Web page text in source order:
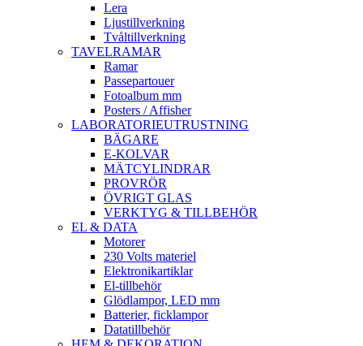
Lera
Ljustillverkning
Tvåltillverkning
TAVELRAMAR
Ramar
Passepartouer
Fotoalbum mm
Posters / Affisher
LABORATORIEUTRUSTNING
BÄGARE
E-KOLVAR
MÄTCYLINDRAR
PROVRÖR
ÖVRIGT GLAS
VERKTYG & TILLBEHÖR
EL & DATA
Motorer
230 Volts materiel
Elektronikartiklar
El-tillbehör
Glödlampor, LED mm
Batterier, ficklampor
Datatillbehör